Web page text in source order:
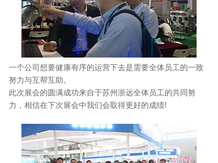
一个公司想要健康有序的运营下去是需要全体员工的一致
努力与互帮互助。
此次展会的圆满成功来自于苏州浙远全体员工的共同努
力，相信在下次展会中我们会取得更好的成绩!